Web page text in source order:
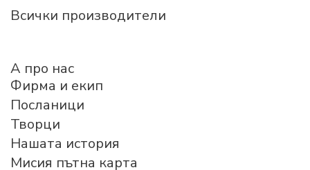
Всички производители
A про нас
Фирма и екип
Посланици
Творци
Нашата история
Мисия пътна карта